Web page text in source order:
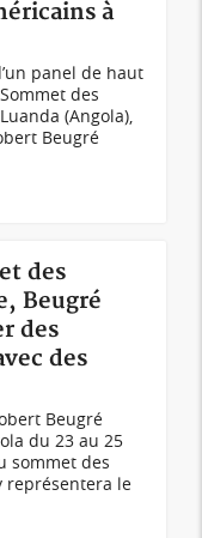
à
panel de haut
des
(Angola),
Beugré
des
Beugré
des
des
Beugré
du 23 au 25
sommet des
représentera le